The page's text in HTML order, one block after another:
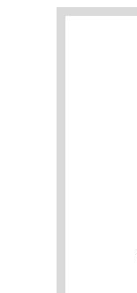
Magazine